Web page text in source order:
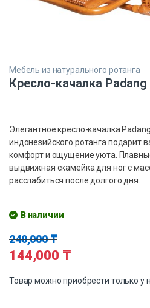
Мебель из натурального ротанга
Кресло-качалка Padang
Элегантное кресло-качалка
индонезийского ротанга подарит
комфорт и ощущение уюта.
выдвижная скамейка для ног с
расслабиться после долгого дня.
В наличии
240,000₸
144,000 ₸
Товар можно приобрести только у